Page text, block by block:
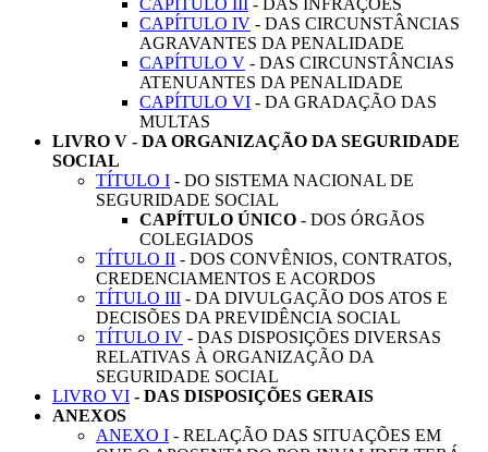
CAPÍTULO IV - DAS CIRCUNSTÂNCIAS
AGRAVANTES DA PENALIDADE
CAPÍTULO V - DAS CIRCUNSTÂNCIAS
ATENUANTES DA PENALIDADE
CAPÍTULO VI - DA GRADAÇÃO DAS
MULTAS
LIVRO V - DA ORGANIZAÇÃO DA SEGURIDADE
SOCIAL
TÍTULO I - DO SISTEMA NACIONAL DE
SEGURIDADE SOCIAL
CAPÍTULO ÚNICO - DOS ÓRGÃOS
COLEGIADOS
TÍTULO II - DOS CONVÊNIOS, CONTRATOS,
CREDENCIAMENTOS E ACORDOS
TÍTULO III - DA DIVULGAÇÃO DOS ATOS E
DECISÕES DA PREVIDÊNCIA SOCIAL
TÍTULO IV - DAS DISPOSIÇÕES DIVERSAS
RELATIVAS À ORGANIZAÇÃO DA
SEGURIDADE SOCIAL
LIVRO VI - DAS DISPOSIÇÕES GERAIS
ANEXOS
ANEXO I - RELAÇÃO DAS SITUAÇÕES EM